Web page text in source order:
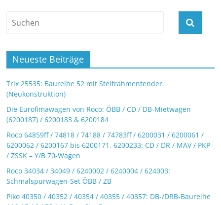
Neueste Beiträge
Trix 25535: Baureihe 52 mit Steifrahmentender
(Neukonstruktion)
Die Eurofimawagen von Roco: ÖBB / CD / DB-Mietwagen
(6200187) / 6200183 & 6200184
Roco 64859ff / 74818 / 74188 / 74783ff / 6200031 / 6200061 /
6200062 / 6200167 bis 6200171, 6200233: CD / DR / MAV / PKP
/ ZSSK – Y/B 70-Wagen
Roco 34034 / 34049 / 6240002 / 6240004 / 624003:
Schmalspurwagen-Set ÖBB / ZB
Piko 40350 / 40352 / 40354 / 40355 / 40357: DB-/DRB-Baureihe